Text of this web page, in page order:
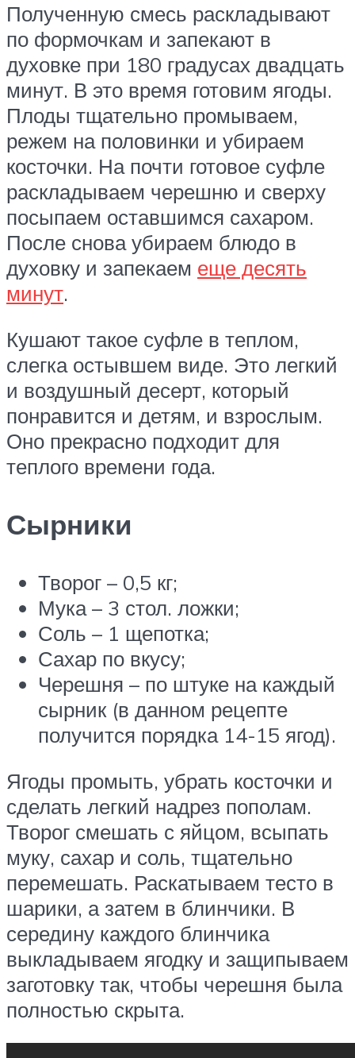
Полученную смесь раскладывают
по формочкам и запекают в
духовке при 180 градусах двадцать
минут. В это время готовим ягоды.
Плоды тщательно промываем,
режем на половинки и убираем
косточки. На почти готовое суфле
раскладываем черешню и сверху
посыпаем оставшимся сахаром.
После снова убираем блюдо в
духовку и запекаем еще десять
минут.
Кушают такое суфле в теплом,
слегка остывшем виде. Это легкий
и воздушный десерт, который
понравится и детям, и взрослым.
Оно прекрасно подходит для
теплого времени года.
Сырники
Творог – 0,5 кг;
Мука – 3 стол. ложки;
Соль – 1 щепотка;
Сахар по вкусу;
Черешня – по штуке на каждый
сырник (в данном рецепте
получится порядка 14-15 ягод).
Ягоды промыть, убрать косточки и
сделать легкий надрез пополам.
Творог смешать с яйцом, всыпать
муку, сахар и соль, тщательно
перемешать. Раскатываем тесто в
шарики, а затем в блинчики. В
середину каждого блинчика
выкладываем ягодку и защипываем
заготовку так, чтобы черешня была
полностью скрыта.